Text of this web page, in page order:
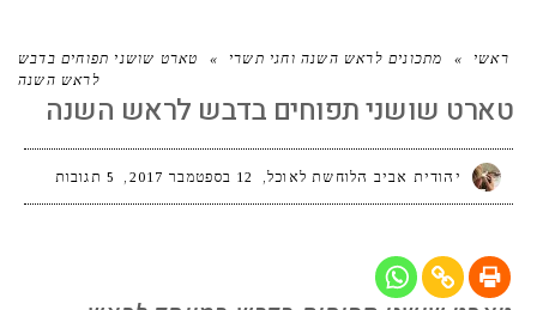
ראשי » מתכונים לראש השנה וחגי תשרי »
טארט שושני תפוחים בדבש
לראש השנה
טארט שושני תפוחים בדבש לראש השנה
יהודית אביב הלוחשת לאוכל 12 בספטמבר 2017 5 תגובות